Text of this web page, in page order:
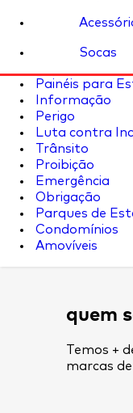
Socas
Painéis para
Informação
Perigo
Luta contra
Trânsito
Proibição
Emergência
Obrigação
Parques de
Condomínios
Amovíveis
quem
Temos +
marcas